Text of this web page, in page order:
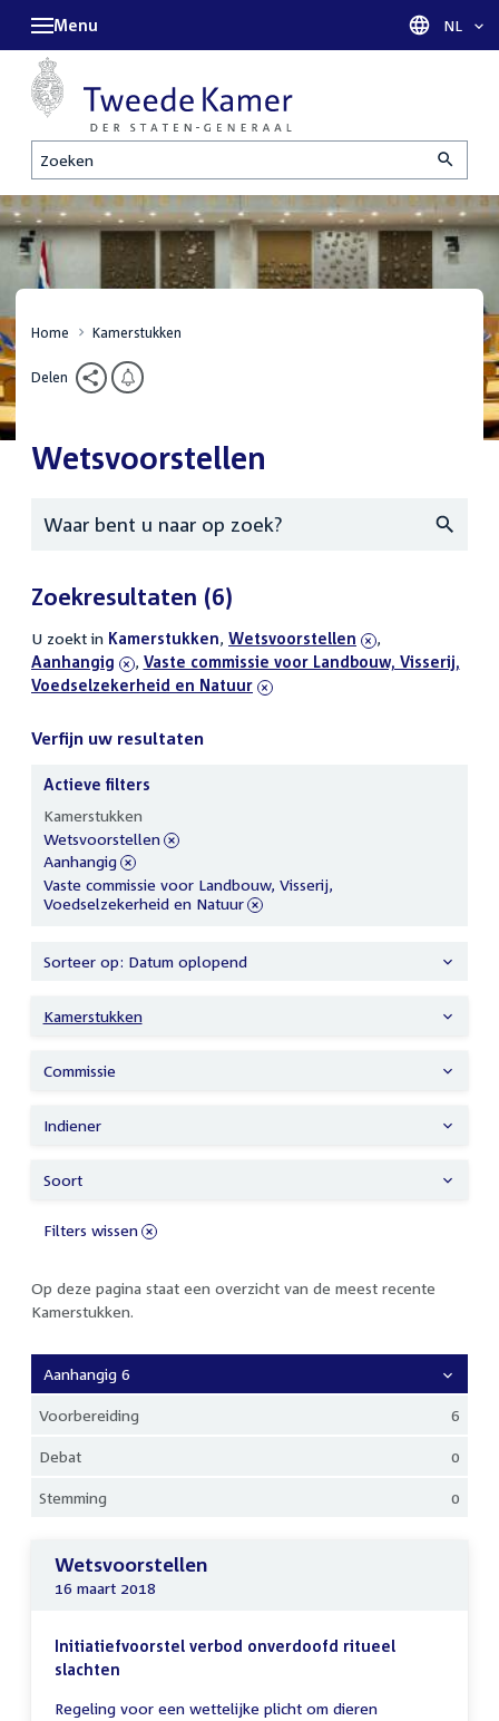
Zoeken
Menu Taal
NL
Home Kamerstukken
Delen
Wetsvoorstellen
Zoeken
Zoekresultaten (6)
U zoekt in actieve
filters
Kamerstukken, verwijder
filter
Wetsvoorstellen ,
filter
Aanhangig , verwijder
filter
Vaste commissie voor Landbouw, Visserij,
Voedselzekerheid en Natuur
Verfijn uw resultaten
Op deze pagina staat een overzicht van de meest recente
Kamerstukken.
Aanhangig 6
Voorbereiding 6
Debat 0
Stemming 0
Wetsvoorstellen
16 maart 2018
Initiatiefvoorstel verbod onverdoofd ritueel
slachten
Regeling voor een wettelijke plicht om dieren
uw
resultaten
Actieve filters
Kamerstukken
verwijder
filter
Wetsvoorstellen
verwijder
filter
Aanhangig
verwijder
filter
Vaste commissie voor Landbouw, Visserij,
Voedselzekerheid en Natuur
Sorteer op: Datum oplopend
Kamerstukken
Commissie
Indiener
Soort
Filters wissen